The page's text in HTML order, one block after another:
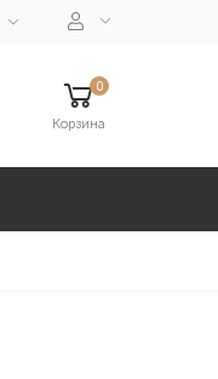
0
Корзина